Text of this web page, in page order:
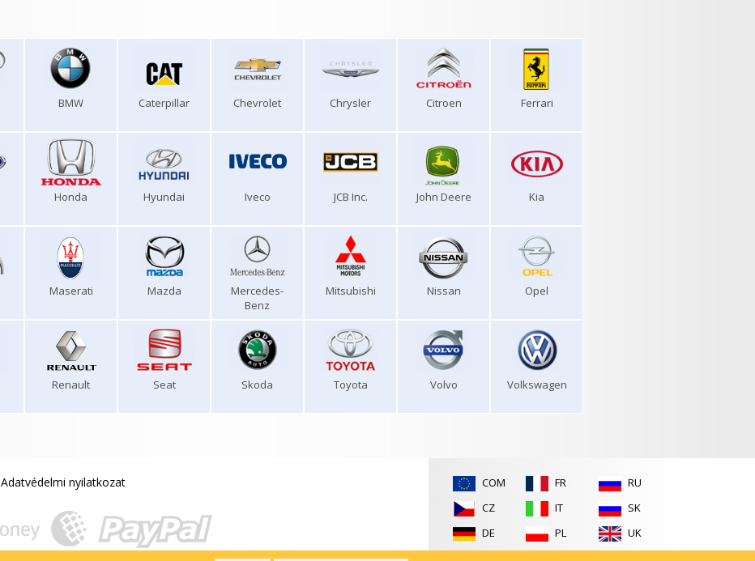
BMW Caterpillar Chevrolet Chrysler Citroen Ferrari
Honda Hyundai Iveco JCB Inc. John Deere Kia
Maserati Mazda
Mercedes-
Benz
Mitsubishi Nissan Opel
Renault Seat Skoda Toyota Volvo Volkswagen
Adatvédelmi nyilatkozat
COM
CZ
DE
FR
IT
PL
RU
SK
UK